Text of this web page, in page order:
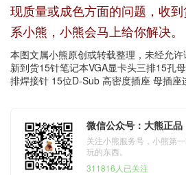
现质量或成色方面的问题，收
系小熊，小熊会马上给你解决。
本图文属小熊原创或转载整理，未经允
新到货15针笔记本VGA显卡头三排15孔
排焊接针 15位D-Sub 高密度插座 母插座
微信公众号：大熊正品
关注小熊服务号，小熊第
玩的东西。
311816人已关注